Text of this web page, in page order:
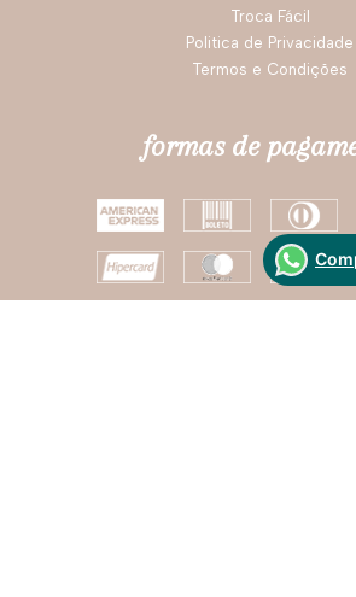
Troca Fácil
Politica de Privacidade
Termos e Condições
formas de